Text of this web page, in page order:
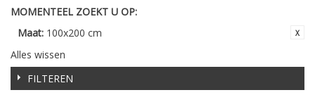
MOMENTEEL ZOEKT U OP:
Maat: 100x200 cm
Alles wissen
FILTEREN